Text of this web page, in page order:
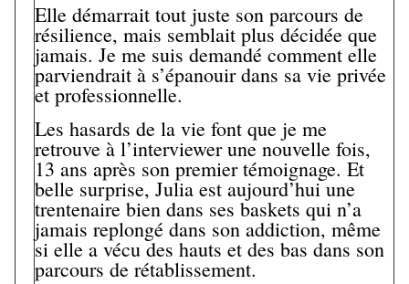
Elle démarrait tout juste son parcours de
résilience, mais semblait plus décidée que
jamais. Je me suis demandé comment elle
parviendrait à s’épanouir dans sa vie privée
et professionnelle.
Les hasards de la vie font que je me
retrouve à l’interviewer une nouvelle fois,
13 ans après son premier témoignage. Et
belle surprise, Julia est aujourd’hui une
trentenaire bien dans ses baskets qui n’a
jamais replongé dans son addiction, même
si elle a vécu des hauts et des bas dans son
parcours de rétablissement.